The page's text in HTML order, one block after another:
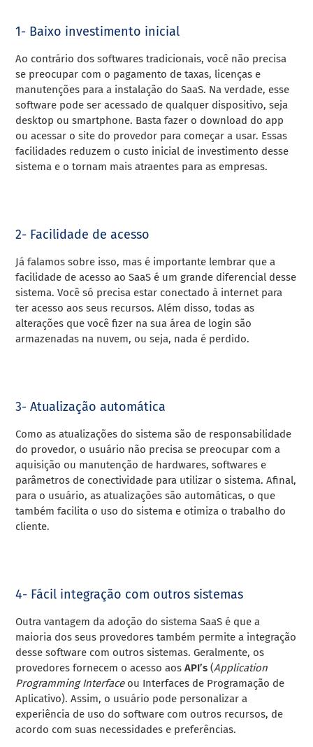
1- Baixo investimento inicial
Ao contrário dos softwares tradicionais, você não precisa
se preocupar com o pagamento de taxas, licenças e
manutenções para a instalação do SaaS. Na verdade, esse
software pode ser acessado de qualquer dispositivo, seja
desktop ou smartphone. Basta fazer o download do app
ou acessar o site do provedor para começar a usar. Essas
facilidades reduzem o custo inicial de investimento desse
sistema e o tornam mais atraentes para as empresas.
2- Facilidade de acesso
Já falamos sobre isso, mas é importante lembrar que a
facilidade de acesso ao SaaS é um grande diferencial desse
sistema.Você só precisa estar conectado à internet para
ter acesso aos seus recursos.Além disso, todas as
alterações que você fizer na sua área de login são
armazenadas na nuvem, ou seja, nada é perdido.
3- Atualização automática
Como as atualizações do sistema são de responsabilidade
do provedor, o usuário não precisa se preocupar com a
aquisição ou manutenção de hardwares, softwares e
parâmetros de conectividade para utilizar o sistema.Afinal,
para o usuário, as atualizações são automáticas, o que
também facilita o uso do sistema e otimiza o trabalho do
cliente.
4- Fácil integração com outros sistemas
Outra vantagem da adoção do sistema SaaS é que a
maioria dos seus provedores também permite a integração
desse software com outros sistemas.Geralmente, os
provedores fornecem o acesso aosAPI’s(Application
Programming Interface ou Interfaces de Programação de
Aplicativo).Assim, o usuário pode personalizar a
experiência de uso do software com outros recursos, de
acordo com suas necessidades e preferências.